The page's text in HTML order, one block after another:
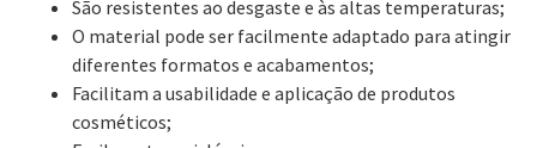
São resistentes ao desgaste e às altas temperaturas;
O material pode ser facilmente adaptado para atingir
diferentes formatos e acabamentos;
Facilitam a usabilidade e aplicação de produtos
cosméticos;